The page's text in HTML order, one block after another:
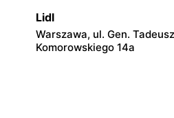
Lidl
Warszawa, ul. Gen.
Komorowskiego 14a